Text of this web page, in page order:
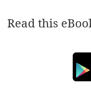
Read this